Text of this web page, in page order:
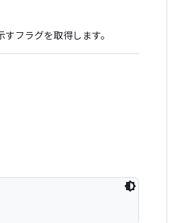
フラグを取得します。